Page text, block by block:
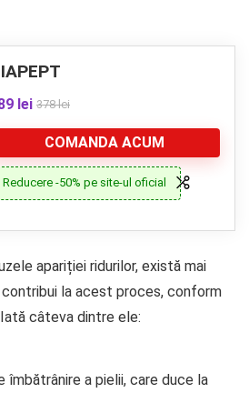
lei 378 lei
COMANDA ACUM
Reducere -50% pe site-ul oficial
apariției ridurilor, există mai
la acest proces, conform
câteva dintre ele:
îmbătrânire a pielii, care duce la